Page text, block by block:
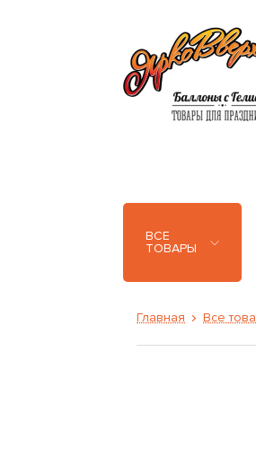
ВСЕ
ТОВАРЫ
Главная Все